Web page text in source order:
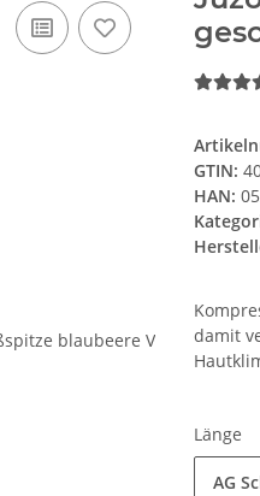
GTIN:
HAN:
damit
Länge
AG